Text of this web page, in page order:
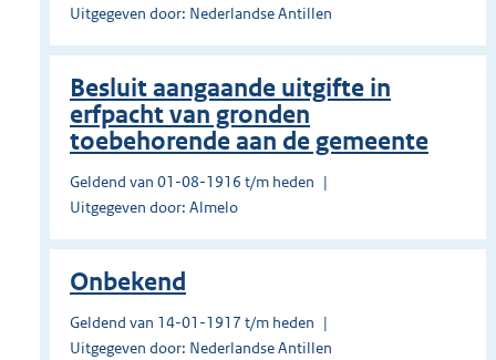
Uitgegeven door: Nederlandse Antillen
Besluit aangaande uitgifte in
erfpacht van gronden
toebehorende aan de gemeente
Geldend van 01-08-1916 t/m heden
Uitgegeven door: Almelo
Onbekend
Geldend van 14-01-1917 t/m heden
Uitgegeven door: Nederlandse Antillen